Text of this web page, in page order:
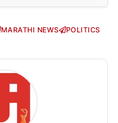
MARATHI NEWS POLITICS